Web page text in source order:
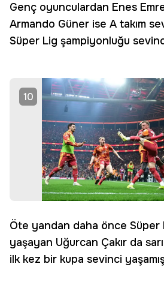
Genç oyunculardan Enes
Armando Güner ise A takım
Süper Lig şampiyonluğu
10
Öte yandan daha önce Süper
yaşayan Uğurcan Çakır da
ilk kez bir kupa sevinci